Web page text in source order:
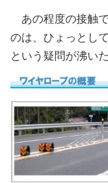
あの程度の接触
のは、ひょっとし
という疑問が沸いた